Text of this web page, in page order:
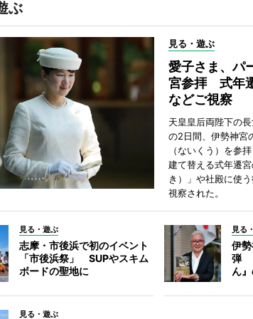
ぶ
見る・遊ぶ
愛子さま、パ
宮参拝 式年
などご視察
天皇皇后両陛下の
の2日間、伊勢神宮
（ないくう）を参
建て替える式年遷
き）」や社殿に使
視察された。
見る・遊ぶ
志摩・市後浜で初のイベント
「市後浜祭」 SUPやスキム
ボードの聖地に
見る
伊
弾
ん
見る・遊ぶ